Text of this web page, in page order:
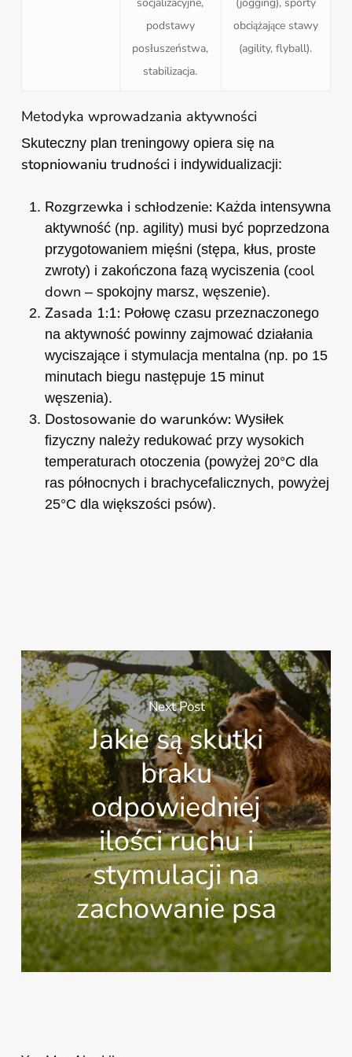
podstawy
posłuszeństwa,
stabilizacja.
obciążające stawy
(agility, flyball).
Metodyka wprowadzania aktywności
Skuteczny plan treningowy opiera się na
stopniowaniu trudnościi indywidualizacji:
Rozgrzewka i schłodzenie:Każda intensywna
aktywność (np. agility) musi być poprzedzona
przygotowaniem mięśni (stępa, kłus, proste
zwroty) i zakończona fazą wyciszenia (cool
down – spokojny marsz, węszenie).
Zasada 1:1:Połowę czasu przeznaczonego
na aktywność powinny zajmować działania
wyciszające i stymulacja mentalna (np. po 15
minutach biegu następuje 15 minut
węszenia).
Dostosowanie do warunków:Wysiłek
fizyczny należy redukować przy wysokich
temperaturach otoczenia (powyżej 20°C dla
ras północnych i brachycefalicznych, powyżej
25°C dla większości psów).
Next Post
Jakie są skutki
braku
odpowiedniej
ilości ruchu i
stymulacji na
zachowanie psa